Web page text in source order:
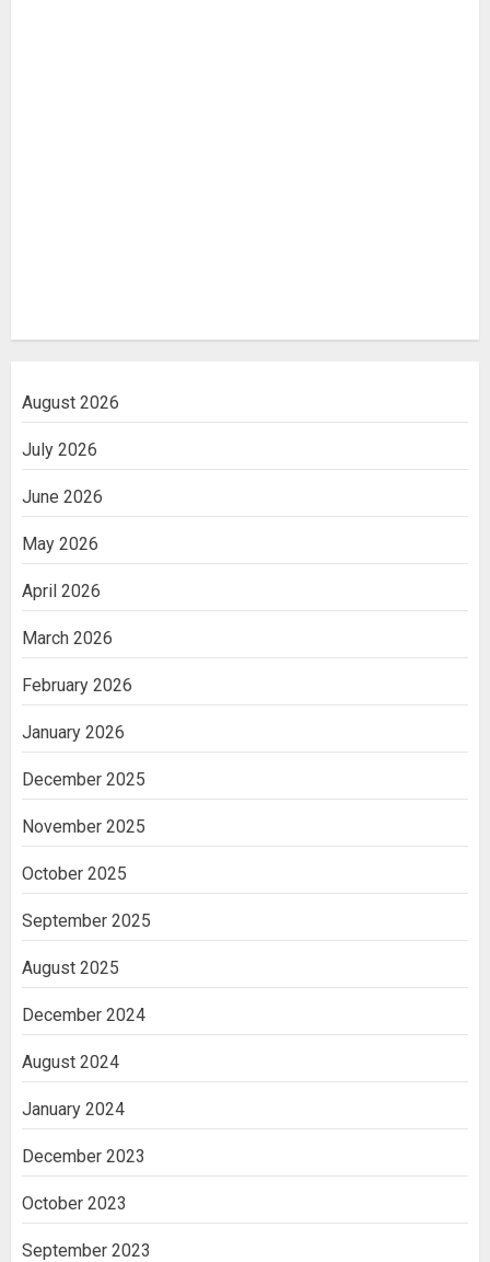
August 2026
July 2026
June 2026
May 2026
April 2026
March 2026
February 2026
January 2026
December 2025
November 2025
October 2025
September 2025
August 2025
December 2024
August 2024
January 2024
December 2023
October 2023
September 2023